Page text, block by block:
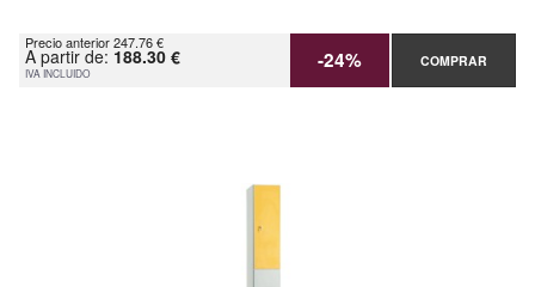
Precio anterior 247.76 €
A partir de: 188.30 €
IVA INCLUIDO -24% COMPRAR